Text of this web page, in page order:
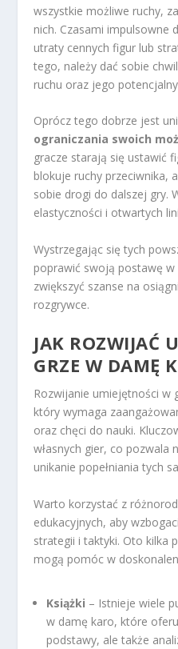
wszystkie możliwe ruchy,
nich. Czasami impulsowne
utraty cennych figur lub
tego, należy dać sobie
ruchu oraz jego
Oprócz tego dobrze jest
ograniczania swoich
gracze starają się ustawić
blokuje ruchy przeciwnika,
sobie drogi do dalszej gry.
elastyczności i otwartych
Wystrzegając się tych
poprawić swoją postawę
zwiększyć szanse na
rozgrywce.
JAK ROZWIJAĆ
GRZE W DAMĘ
Rozwijanie umiejętności w
który wymaga
oraz chęci do nauki.
własnych gier, co pozwala
unikanie popełniania tych
Warto korzystać z
edukacyjnych, aby
strategii i taktyki. Oto kilka
mogą pomóc w
Książki – Istnieje wiele
w damę karo, które
podstawy, ale także